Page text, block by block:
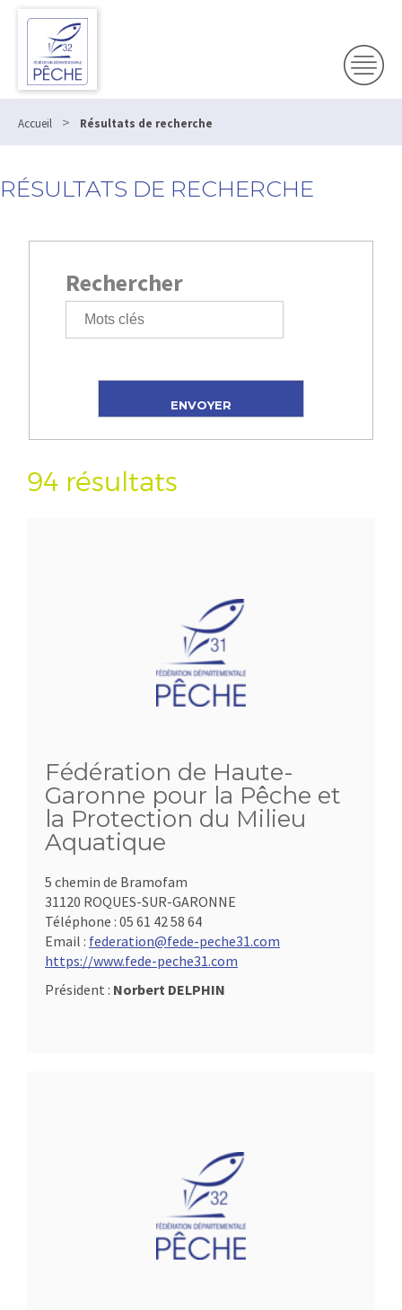
Accueil > Résultats de recherche
RÉSULTATS DE RECHERCHE
Rechercher
94 résultats
Fédération de Haute-
Garonne pour la Pêche et
la Protection du Milieu
Aquatique
5 chemin de Bramofam
31120 ROQUES-SUR-GARONNE
Téléphone : 05 61 42 58 64
Email : federation@fede-peche31.com
https://www.fede-peche31.com
Président : Norbert DELPHIN